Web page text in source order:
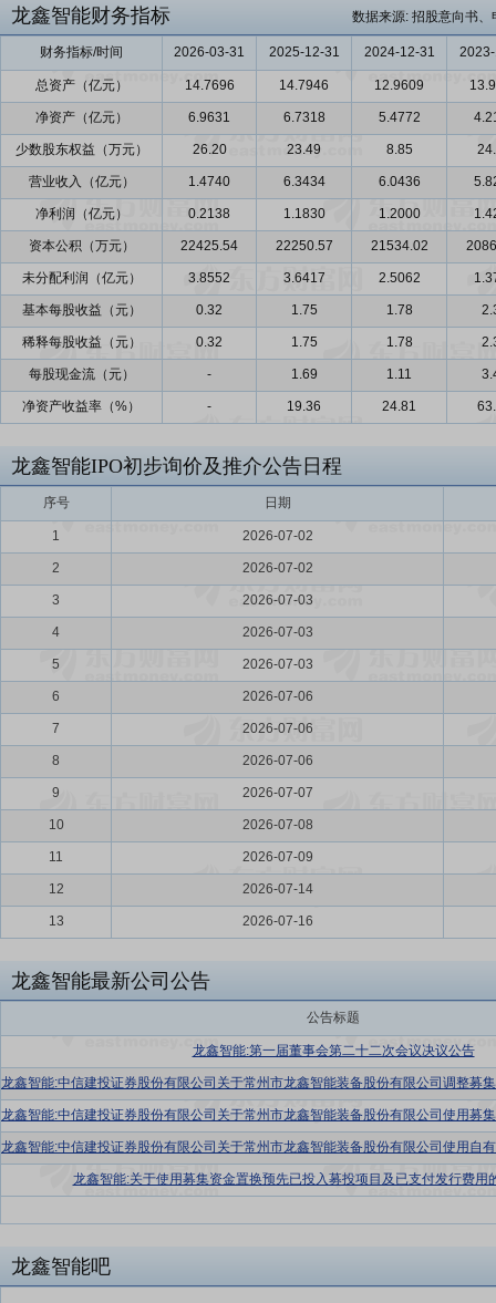
龙鑫智能财务指标 数据来源: 招股意向书、
财务指标/时间 2026-03-31 2025-12-31 2024-12-31
总资产（亿元） 14.7696 14.7946 12.9609
净资产（亿元） 6.9631 6.7318 5.4772
少数股东权益（万元） 26.20 23.49 8.85
营业收入（亿元） 1.4740 6.3434 6.0436
净利润（亿元） 0.2138 1.1830 1.2000
资本公积（万元） 22425.54 22250.57 21534.02
未分配利润（亿元） 3.8552 3.6417 2.5062
基本每股收益（元） 0.32 1.75 1.78
稀释每股收益（元） 0.32 1.75 1.78
每股现金流（元） - 1.69 1.11
净资产收益率（%） - 19.36 24.81
龙鑫智能IPO初步询价及推介公告日程
序号 日期
1 2026-07-02
2 2026-07-02
3 2026-07-03
4 2026-07-03
5 2026-07-03
6 2026-07-06
7 2026-07-06
8 2026-07-06
9 2026-07-07
10 2026-07-08
11 2026-07-09
12 2026-07-14
13 2026-07-16
龙鑫智能最新公司公告
公告标题
龙鑫智能:第一届董事会第二十二次会议决议公告
龙鑫智能:关于使用募集资金置换预先已投入募投项目及已支付发行费用
龙鑫智能吧